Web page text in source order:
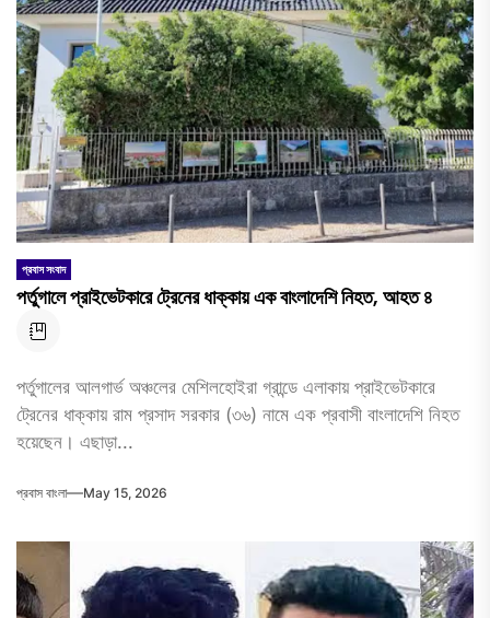
প্রবাস সংবাদ
পর্তুগালে প্রাইভেটকারে ট্রেনের ধাক্কায় এক বাংলাদেশি নিহত, আহত ৪
পর্তুগালের আলগার্ভ অঞ্চলের মেশিলহোইরা গ্রান্ডে এলাকায় প্রাইভেটকারে
ট্রেনের ধাক্কায় রাম প্রসাদ সরকার (৩৬) নামে এক প্রবাসী বাংলাদেশি নিহত
হয়েছেন। এছাড়া...
প্রবাস বাংলা May 15, 2026